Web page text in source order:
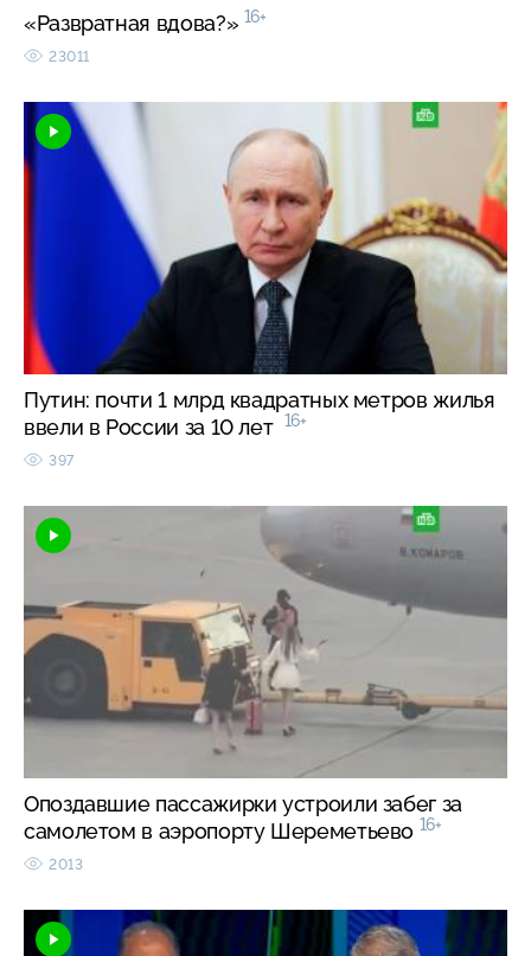
«Развратная вдова?» 16+
23011
Путин: почти 1 млрд квадратных метров жилья
ввели в России за 10 лет 16+
397
Опоздавшие пассажирки устроили забег за
самолетом в аэропорту Шереметьево 16+
2013